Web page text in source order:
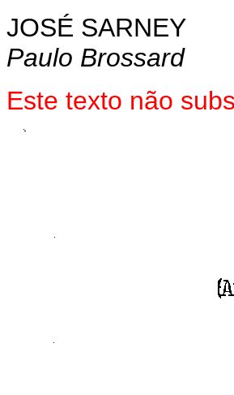
JOSÉ SARNEY
Paulo Brossard
Este texto não